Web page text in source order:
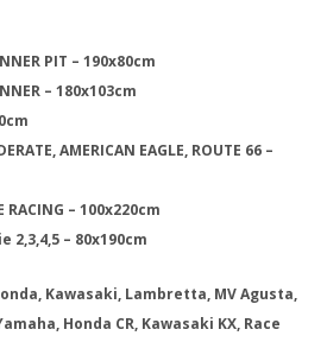
PIT – 190x80cm
– 180x103cm
AMERICAN EAGLE, ROUTE 66 –
– 100x220cm
2,3,4,5 – 80x190cm
Kawasaki, Lambretta, MV Agusta,
Honda CR, Kawasaki KX, Race